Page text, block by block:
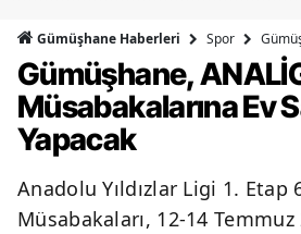
Bitlis
Gümüşhane Haberleri Spor
Gümüşhane,
Müsabakalarına Ev
Yapacak
Anadolu Yıldızlar Ligi 1. Etap
Müsabakaları, 12-14